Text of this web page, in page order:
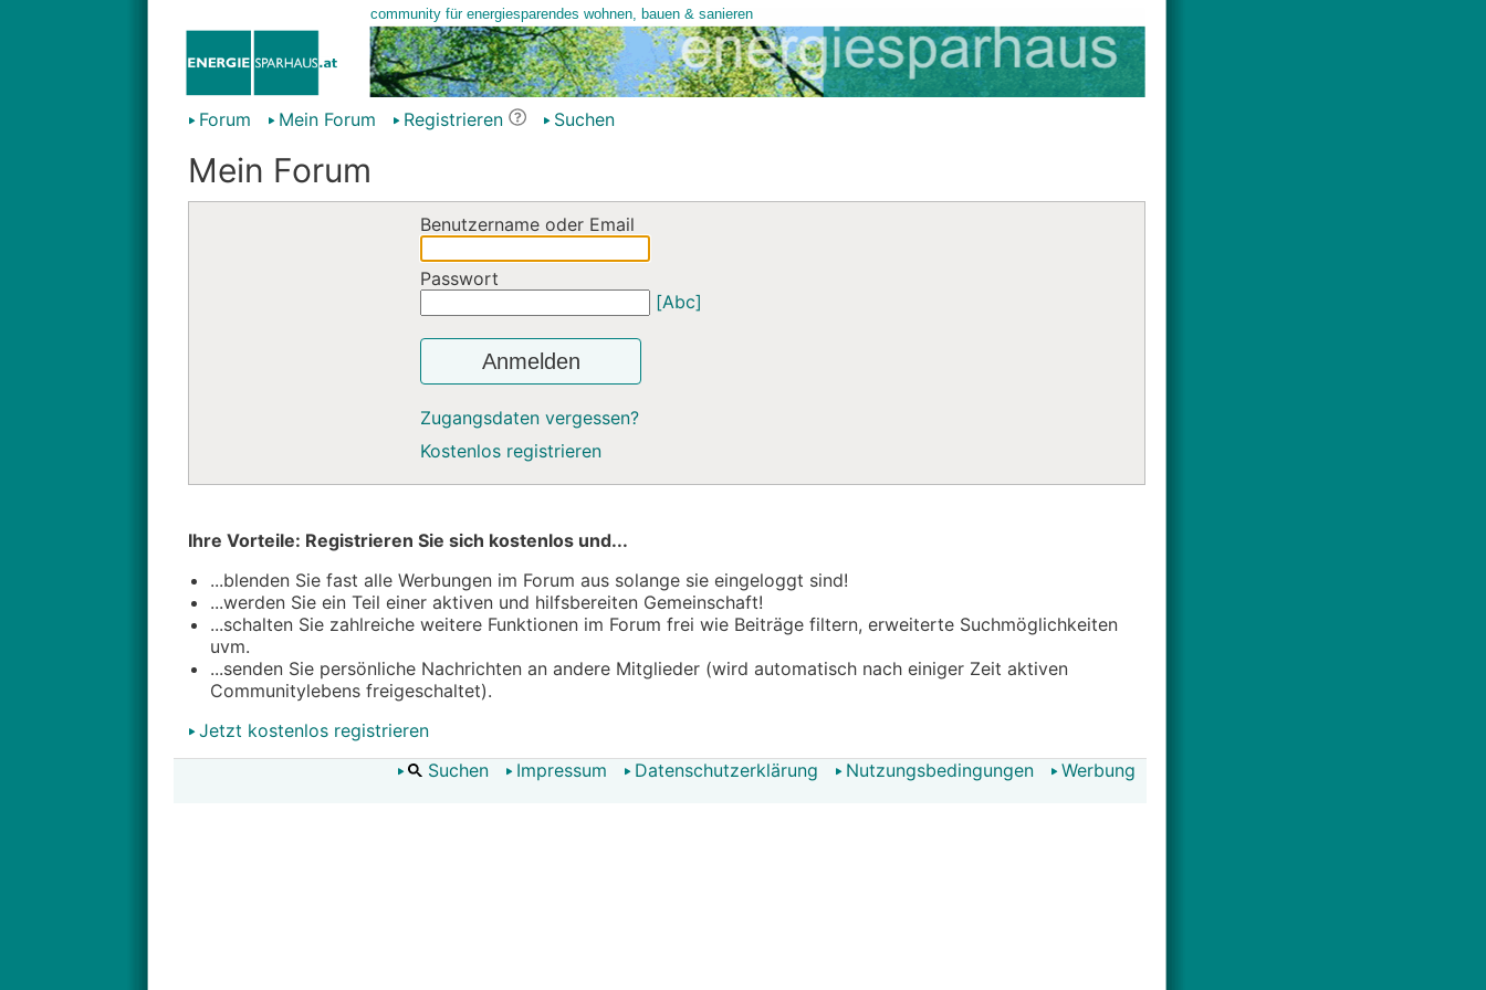
Forum Mein Forum Registrieren Suchen
Mein Forum
Benutzername oder Email
Passwort
[Abc]
Anmelden
Zugangsdaten vergessen?
Kostenlos registrieren
Ihre Vorteile: Registrieren Sie sich kostenlos und...
...blenden Sie fast alle Werbungen im Forum aus solange sie eingeloggt sind!
...werden Sie ein Teil einer aktiven und hilfsbereiten Gemeinschaft!
...schalten Sie zahlreiche weitere Funktionen im Forum frei wie Beiträge filtern, erweiterte Suchmöglichkeiten
uvm.
...senden Sie persönliche Nachrichten an andere Mitglieder (wird automatisch nach einiger Zeit aktiven
Communitylebens freigeschaltet).
Jetzt kostenlos registrieren
Suchen
Impressum Datenschutzerklärung Nutzungsbedingungen Werbung